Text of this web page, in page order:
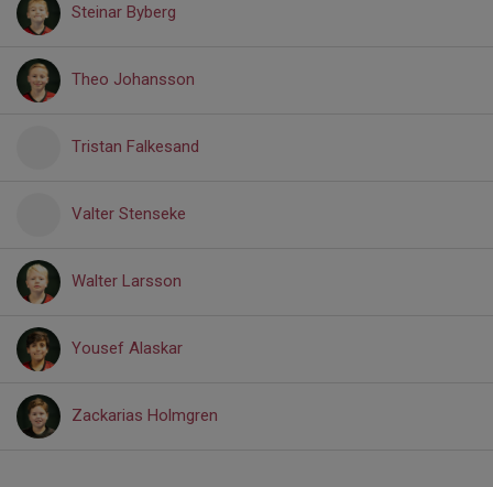
Steinar Byberg
Theo Johansson
Tristan Falkesand
Valter Stenseke
Walter Larsson
Yousef Alaskar
Zackarias Holmgren